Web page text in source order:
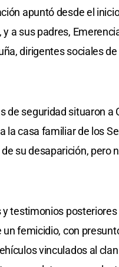
apuntó desde el
y a sus padres,
dirigentes sociales
de seguridad situaron a
la casa familiar de los
su desaparición, pero
y testimonios
un femicidio, con
vinculados al